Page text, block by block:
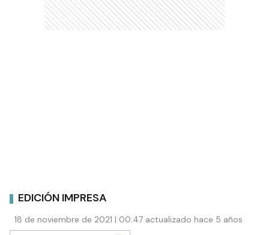
EDICIÓN IMPRESA
18 de noviembre de 2021 | 00:47 actualizado hace 5 años